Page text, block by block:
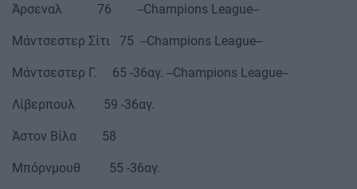
Άρσεναλ 76 --Champions League--
Μάντσεστερ Σίτι 75 --Champions League--
Μάντσεστερ Γ. 65 -36αγ. --Champions League--
Λίβερπουλ 59 -36αγ.
Άστον Βίλα 58
Μπόρνμουθ 55 -36αγ.